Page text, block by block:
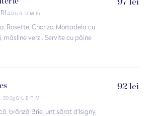
430g G D M Fr
Rosette, Chorizo, Mortadela cu
verzi. Servite cu pâine
97 lei
380g G L D P M
brânză Brie, unt sărat d'Isigny,
92 lei